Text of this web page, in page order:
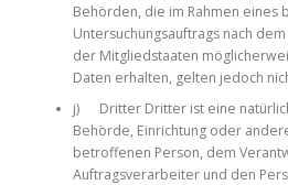
Behörden, die im Rahmen eines
Untersuchungsauftrags nach
der Mitgliedstaaten
Daten erhalten, gelten jedoch
j) Dritter Dritter ist eine
Behörde, Einrichtung oder
betroffenen Person, dem
Auftragsverarbeiter und den